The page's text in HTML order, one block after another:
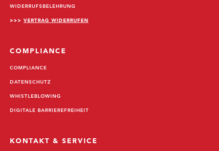
WIDERRUFSBELEHRUNG
>>> VERTRAG WIDERRUFEN
COMPLIANCE
COMPLIANCE
DATENSCHUTZ
WHISTLEBLOWING
DIGITALE BARRIEREFREIHEIT
KONTAKT & SERVICE